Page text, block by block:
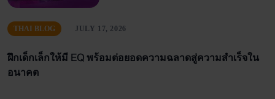
THAI BLOG JULY 17, 2026
ฝึกเด็กเล็กให้มี EQ พร้อมต่อยอดความฉลาดสู่ความสำเร็จใน
อนาคต